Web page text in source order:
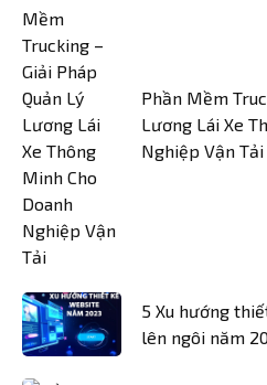
Phần Mềm
Lương Lái Xe
Nghiệp Vận Tải
5 Xu hướng
lên ngôi năm